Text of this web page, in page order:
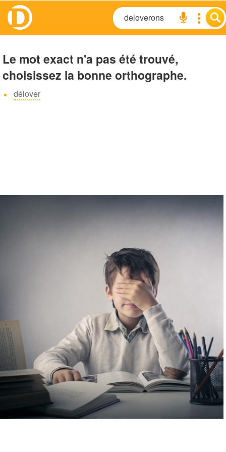
Le mot exact n'a pas été trouvé,
choisissez la bonne orthographe.
délover